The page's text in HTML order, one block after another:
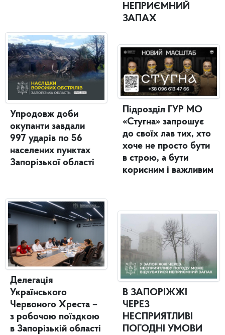
Упродовж доби
окупанти завдали
997 ударів по 56
населених пунктах
Запорізької області
Делегація
Українського
Червоного Хреста –
з робочою поїздкою
в Запорізькій області
НЕПРИЄМНИЙ
ЗАПАХ
Підрозділ ГУР МО
«Стугна» запрошує
до своїх лав тих, хто
хоче не просто бути
в строю, а бути
корисним і важливим
В ЗАПОРІЖЖІ
ЧЕРЕЗ
НЕСПРИЯТЛИВІ
ПОГОДНІ УМОВИ